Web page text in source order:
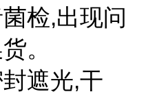
检,出现问
。
封遮光,干